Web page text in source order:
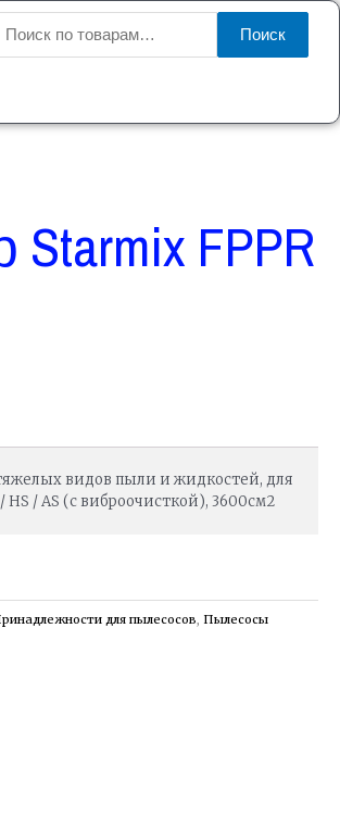
Поиск
FPPR
видов пыли и жидкостей, для
HS / AS (с виброочисткой), 3600см2
для пылесосов, Пылесосы